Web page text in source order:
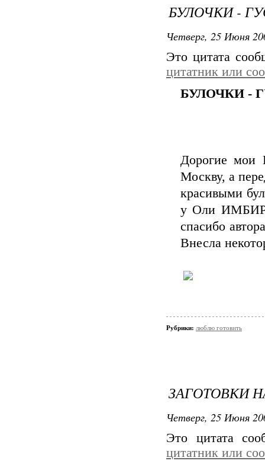
БУЛОЧКИ -
Четверг, 25 Июня
Это цитата
цитатник или
БУЛОЧКИ -
Дорогие мои
Москву, а
красивыми
у Оли
спасибо
Внесла
Рубрики: люблю готовить
ЗАГОТОВКИ
Четверг, 25 Июня
Это цитата
цитатник или